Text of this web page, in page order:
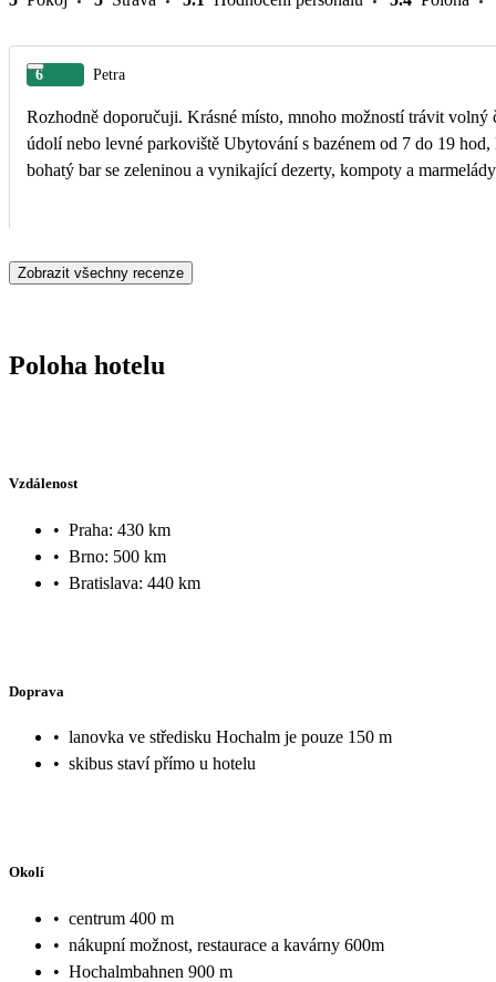
6 Petra
Rozhodně doporučuji. Krásné místo, mnoho možností trávit
údolí nebo levné parkoviště Ubytování s bazénem od 7 do 19 hod, lehátka i venku, sauna, pára. Jídlo skvělé, výběr ze 3 jídel a menu pro děti (bohužel často hranolky). Ale
bohatý bar se zeleninou a vynikající dezerty, kompoty a
Zobrazit všechny recenze
Poloha hotelu
Vzdálenost
• Praha: 430 km
• Brno: 500 km
• Bratislava: 440 km
Doprava
• lanovka ve středisku Hochalm je pouze 150 m
• skibus staví přímo u hotelu
Okolí
• centrum 400 m
• nákupní možnost, restaurace a kavárny 600m
• Hochalmbahnen 900 m